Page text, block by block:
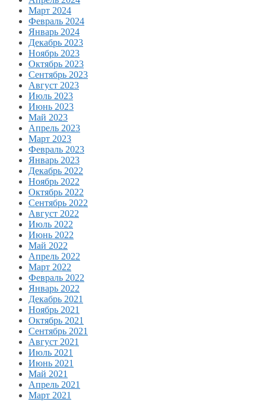
Март 2024
Февраль 2024
Январь 2024
Декабрь 2023
Ноябрь 2023
Октябрь 2023
Сентябрь 2023
Август 2023
Июль 2023
Июнь 2023
Май 2023
Апрель 2023
Март 2023
Февраль 2023
Январь 2023
Декабрь 2022
Ноябрь 2022
Октябрь 2022
Сентябрь 2022
Август 2022
Июль 2022
Июнь 2022
Май 2022
Апрель 2022
Март 2022
Февраль 2022
Январь 2022
Декабрь 2021
Ноябрь 2021
Октябрь 2021
Сентябрь 2021
Август 2021
Июль 2021
Июнь 2021
Май 2021
Апрель 2021
Март 2021